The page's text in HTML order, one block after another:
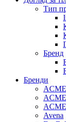
Тип
Бренд
Бренди
Avena